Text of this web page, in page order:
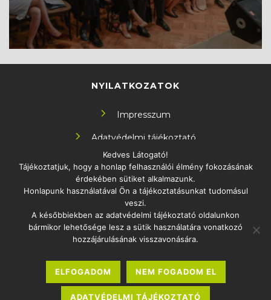
NYILATKOZATOK
Impresszum
Adatvédelmi tájékoztató
KÖVESS MINKET!
ELÉRHETŐSÉG
1097 Budapest Könyves Kálmán körút 12-14.
info.oktatas2030@uni-eszterhazy.hu
Sajtó
Kedves Látogató!
Tájékoztatjuk, hogy a honlap felhasználói élmény fokozásának
érdekében sütiket alkalmazunk.
Honlapunk használatával Ön a tájékoztatásunkat tudomásul
veszi.
A későbbiekben az adatvédelmi tájékoztató oldalunkon
bármikor lehetősége lesz a sütik használatára vonatkozó
hozzájárulásának visszavonására.
ELFOGADOM NEM FOGADOM EL
ADATVÉDELMI TÁJÉKOZTATÓ